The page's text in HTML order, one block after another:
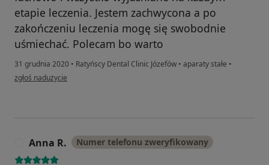
etapie leczenia. Jestem zachwycona a po
zakończeniu leczenia mogę się swobodnie
uśmiechać. Polecam bo warto
31 grudnia 2020 • Ratyńscy Dental Clinic Józefów • aparaty stałe •
w opinii użytkownika Monika Wojda
zgłoś nadużycie
Anna R. Numer telefonu zweryfikowany